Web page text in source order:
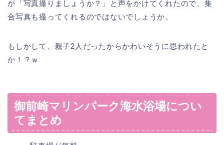
が「写真撮りましょうか？」と声をかけてくれたので、集
合写真も撮ってくれるのではないでしょうか。
もしかして、親子2人だったからかわいそうに思われたと
か！？ｗ
御前崎マリンパーク海水浴場につい
てまとめ